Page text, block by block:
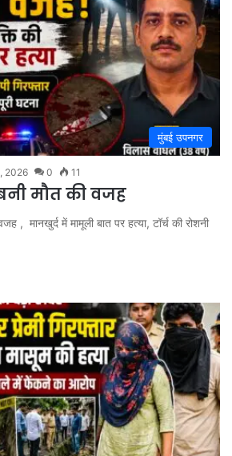
मुंबई उपनगर
2026 0 11
मौत की वजह
, मानखुर्द में मामूली बात पर हत्या, टॉर्च की रोशनी